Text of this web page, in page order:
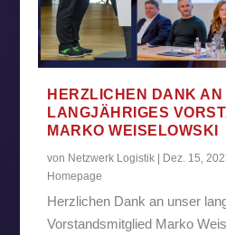
HERZLICHEN DANK AN
LANGJÄHRIGES
MARKO WEISELOWSKI
von Netzwerk Logistik Dez. 15,
Homepage
Herzlichen Dank an unser
Vorstandsmitglied Marko